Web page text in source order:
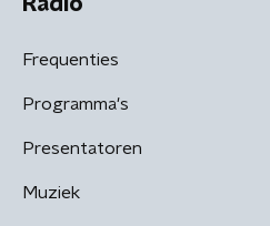
Frequenties
Programma's
Presentatoren
Muziek